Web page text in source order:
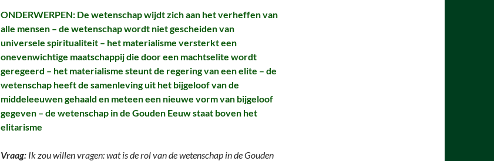
ONDERWERPEN: De wetenschap wijdt zich aan het verheffen van
alle mensen – de wetenschap wordt niet gescheiden van
universele spiritualiteit – het materialisme versterkt een
onevenwichtige maatschappij die door een machtselite wordt
geregeerd – het materialisme steunt de regering van een elite – de
wetenschap heeft de samenleving uit het bijgeloof van de
middeleeuwen gehaald en meteen een nieuwe vorm van bijgeloof
gegeven – de wetenschap in de Gouden Eeuw staat boven het
elitarisme
Vraag: Ik zou willen vragen: wat is de rol van de wetenschap in de Gouden